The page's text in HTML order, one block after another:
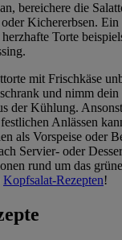
bereichere die
Kichererbsen.
Torte
mit Frischkäse
und nimm
der Kühlung.
Anlässen
als Vorspeise oder
Servier- oder
rund um das
Kopfsalat-Rezepten!